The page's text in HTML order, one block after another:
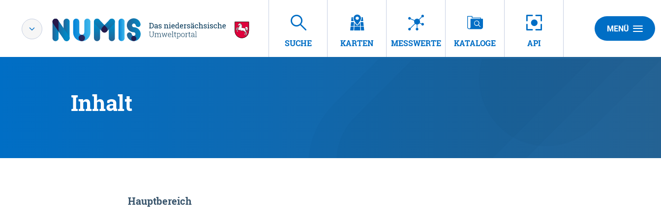
SUCHE KARTEN MESSWERTE KATALOGE API
MENÜ
Inhalt
Hauptbereich